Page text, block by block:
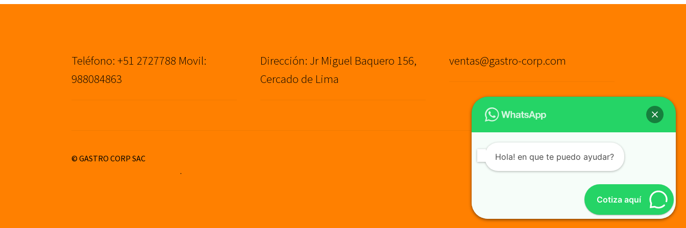
Teléfono: +51 2727788 Movil:
988084863
Dirección: Jr Miguel Baquero 156,
Cercado de Lima
ventas@gastro-corp.com
© GASTRO CORP SAC
Construido con WooCommerce.
Hola! en que te puedo ayudar?
Cotiza aquí